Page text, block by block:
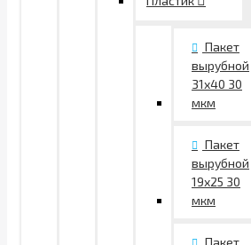
Пакет
вырубной
31х40 30
мкм
Пакет
вырубной
19х25 30
мкм
Пакет